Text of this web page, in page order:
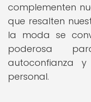
complementen
que resalten
la moda se
poderosa
autoconfianza
personal.